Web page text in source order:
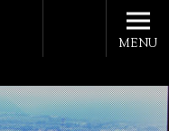
MENU